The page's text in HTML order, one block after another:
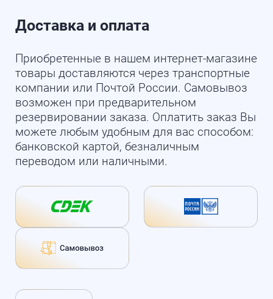
Доставка и оплата
Приобретенные в нашем интернет-магазине
товары доставляются через транспортные
компании или Почтой России. Самовывоз
возможен при предварительном
резервировании заказа. Оплатить заказ Вы
можете любым удобным для вас способом:
банковской картой, безналичным
переводом или наличными.